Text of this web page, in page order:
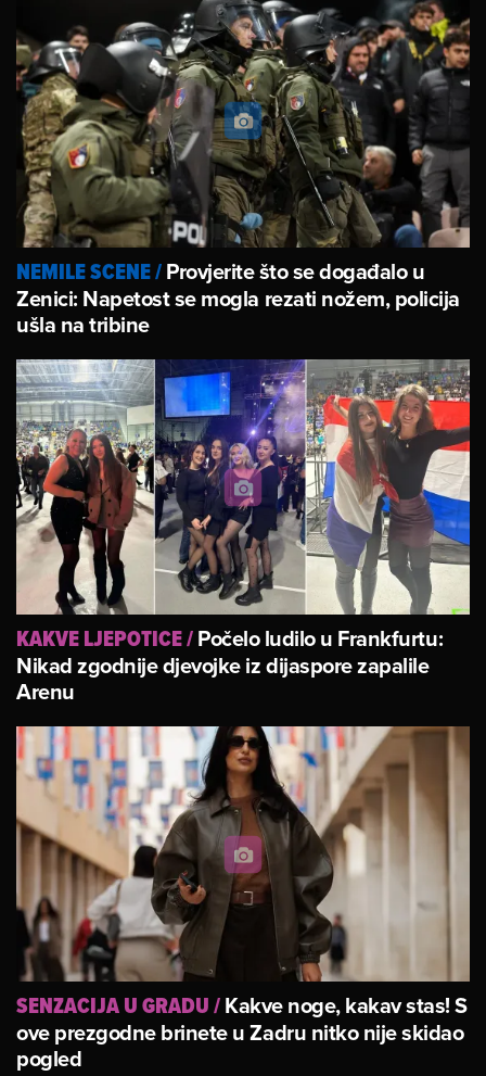
NEMILE SCENE/Provjerite što se događalo u
Zenici: Napetost se mogla rezati nožem, policija
ušla na tribine
KAKVE LJEPOTICE/Počelo ludilo u Frankfurtu:
Nikad zgodnije djevojke iz dijaspore zapalile
Arenu
SENZACIJA U GRADU/Kakve noge, kakav stas! S
ove prezgodne brinete u Zadru nitko nije skidao
pogled